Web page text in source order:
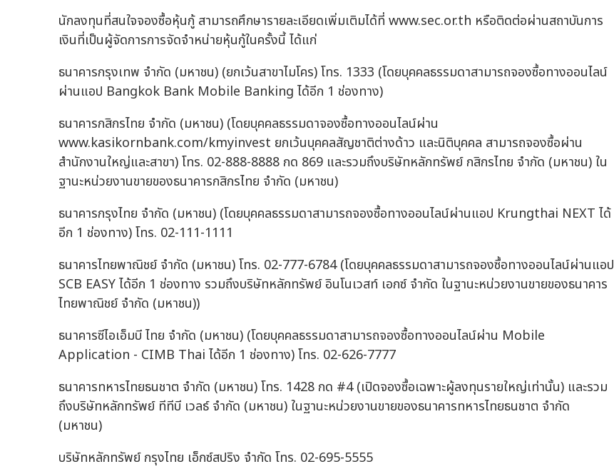
นักลงทุนที่สนใจจองซื้อหุ้นกู้ สามารถศึกษารายละเอียดเพิ่มเติมได้ที่ www.sec.or.th หรือติดต่อผ่านสถาบันการ
เงินที่เป็นผู้จัดการการจัดจำหน่ายหุ้นกู้ในครั้งนี้ ได้แก่
ธนาคารกรุงเทพ จำกัด (มหาชน) (ยกเว้นสาขาไมโคร) โทร. 1333 (โดยบุคคลธรรมดาสามารถจองซื้อทางออนไลน์
ผ่านแอป Bangkok Bank Mobile Banking ได้อีก 1 ช่องทาง)
ธนาคารกสิกรไทย จำกัด (มหาชน) (โดยบุคคลธรรมดาจองซื้อทางออนไลน์ผ่าน
www.kasikornbank.com/kmyinvest ยกเว้นบุคคลสัญชาติต่างด้าว และนิติบุคคล สามารถจองซื้อผ่าน
สำนักงานใหญ่และสาขา) โทร. 02-888-8888 กด 869 และรวมถึงบริษัทหลักทรัพย์ กสิกรไทย จำกัด (มหาชน) ใน
ฐานะหน่วยงานขายของธนาคารกสิกรไทย จำกัด (มหาชน)
ธนาคารกรุงไทย จำกัด (มหาชน) (โดยบุคคลธรรมดาสามารถจองซื้อทางออนไลน์ผ่านแอป Krungthai NEXT ได้
อีก 1 ช่องทาง) โทร. 02-111-1111
ธนาคารไทยพาณิชย์ จำกัด (มหาชน) โทร. 02-777-6784 (โดยบุคคลธรรมดาสามารถจองซื้อทางออนไลน์ผ่านแอป
SCB EASY ได้อีก 1 ช่องทาง รวมถึงบริษัทหลักทรัพย์ อินโนเวสท์ เอกซ์ จำกัด ในฐานะหน่วยงานขายของธนาคาร
ไทยพาณิชย์ จำกัด (มหาชน))
ธนาคารซีไอเอ็มบี ไทย จำกัด (มหาชน) (โดยบุคคลธรรมดาสามารถจองซื้อทางออนไลน์ผ่าน Mobile
Application - CIMB Thai ได้อีก 1 ช่องทาง) โทร. 02-626-7777
ธนาคารทหารไทยธนชาต จำกัด (มหาชน) โทร. 1428 กด #4 (เปิดจองซื้อเฉพาะผู้ลงทุนรายใหญ่เท่านั้น) และรวม
ถึงบริษัทหลักทรัพย์ ทีทีบี เวลธ์ จำกัด (มหาชน) ในฐานะหน่วยงานขายของธนาคารทหารไทยธนชาต จำกัด
(มหาชน)
บริษัทหลักทรัพย์ กรุงไทย เอ็กซ์สปริง จำกัด โทร. 02-695-5555